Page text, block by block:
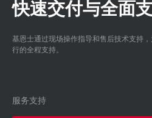
快速交付与全面
基恩士通过现场操作指导和售后技术支持
行的全程支持。
服务支持